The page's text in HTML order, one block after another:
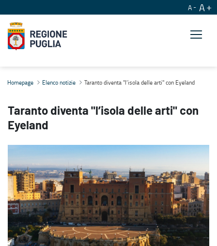
A A
Homepage Elenco notizie Taranto diventa "l’isola delle arti" con Eyeland
Taranto diventa "l’isola delle arti" con
Eyeland